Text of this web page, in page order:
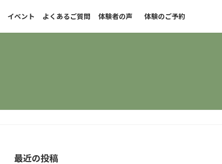
イベント よくあるご質問 体験者の声 体験のご予約
最近の投稿